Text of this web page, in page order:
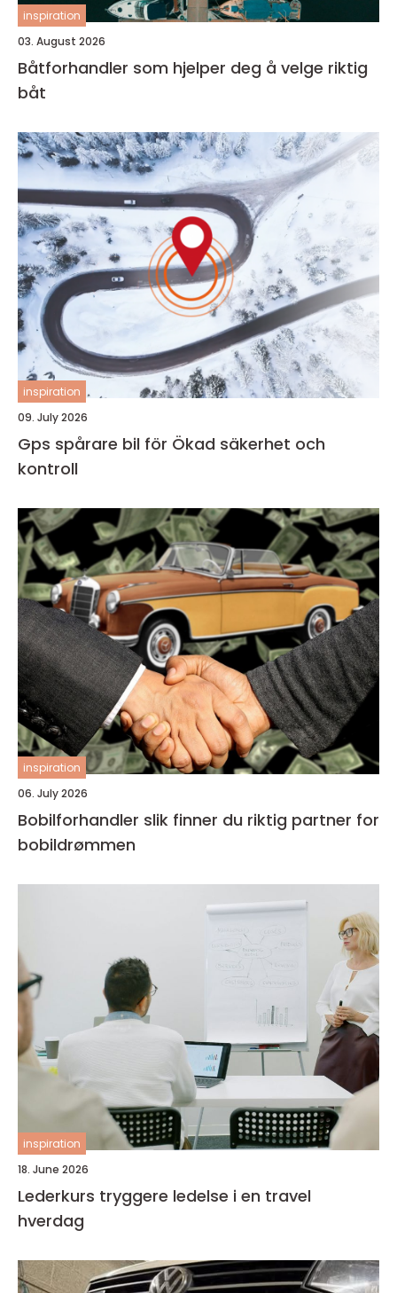
inspiration
03. August 2026
Båtforhandler som hjelper deg å velge riktig
båt
inspiration
09. July 2026
Gps spårare bil för Ökad säkerhet och
kontroll
inspiration
06. July 2026
Bobilforhandler slik finner du riktig partner for
bobildrømmen
inspiration
18. June 2026
Lederkurs tryggere ledelse i en travel
hverdag